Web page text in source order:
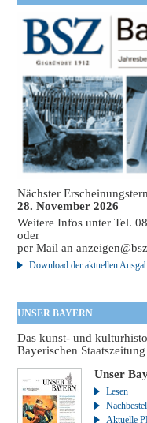
Nächster
28. November 2026
Weitere Infos unter Tel.
oder
per Mail an
Download der aktuellen
UNSER BAYERN
Das kunst- und
Bayerischen Staatszeitung
Unser
Lesen
Aktuelle